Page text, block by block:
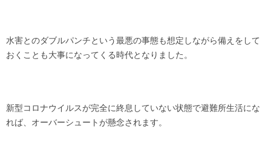
水害とのダブルパンチという最悪の事態も想定しながら備えをして
おくことも大事になってくる時代となりました。
新型コロナウイルスが完全に終息していない状態で避難所生活にな
れば、オーバーシュートが懸念されます。